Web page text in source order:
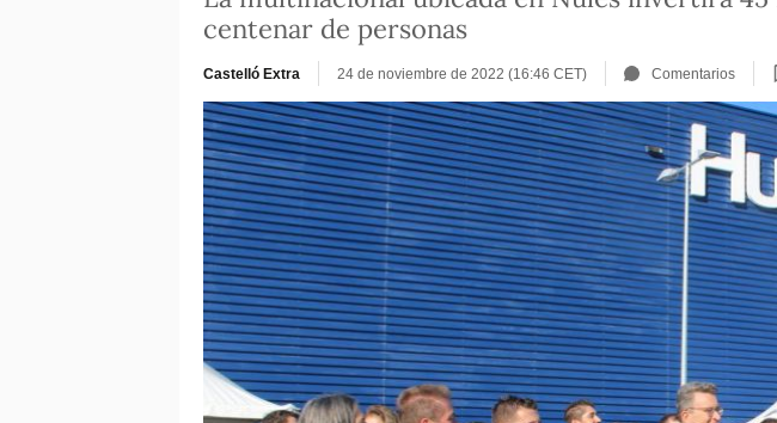
centenar de personas
Castelló Extra 24 de noviembre de 2022 (16:46 CET) Comentarios